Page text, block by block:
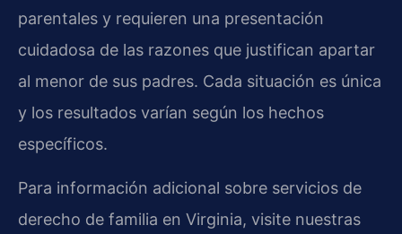
parentales y requieren una presentación
cuidadosa de las razones que justifican apartar
al menor de sus padres. Cada situación es única
y los resultados varían según los hechos
específicos.
Para información adicional sobre servicios de
derecho de familia en Virginia, visite nuestras